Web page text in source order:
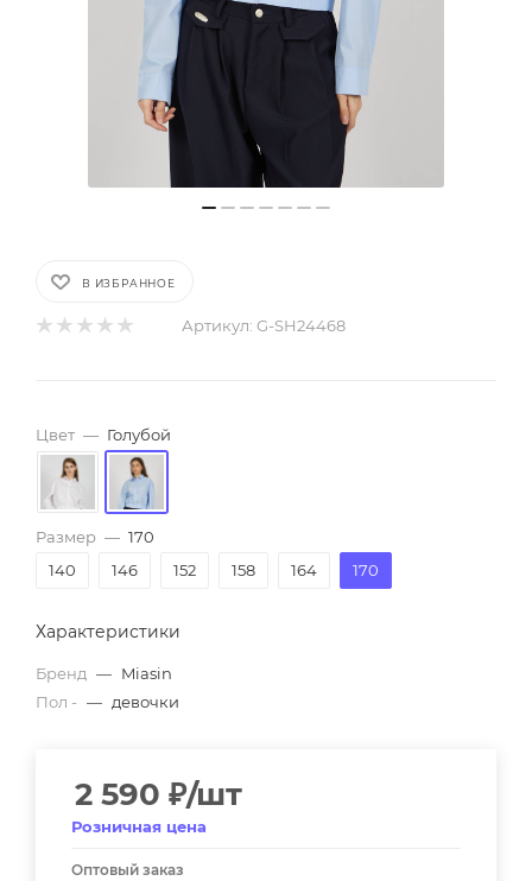
В ИЗБРАННОЕ
Артикул: G-SH24468
Цвет — Голубой
Размер — 170
140
146 152 158 164 170
Характеристики
Бренд — Miasin
Пол - — девочки
2 590 ₽/шт
Розничная цена
Оптовый заказ